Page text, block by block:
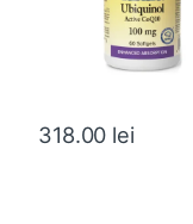
318.00 lei